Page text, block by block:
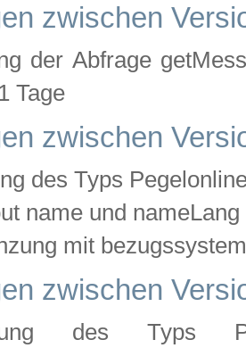
zwischen
der Abfrage
Tage
zwischen
des Typs
name und
mit
zwischen
des Typs